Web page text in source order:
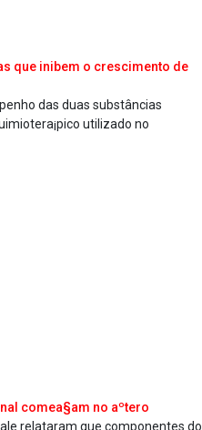
que inibem o crescimento de
das duas substâncias
utilizado no
comea§am no aºtero
relataram que componentes do